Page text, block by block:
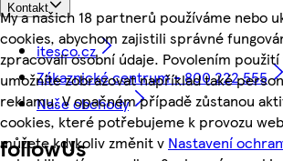
My a našich 18 partnerů používáme nebo
cookies, abychom zajistili správné
zpracovali osobní údaje. Povolením
umožníte zobrazovat například také
reklamu. V opačném případě zůstanou
cookies, které potřebujeme k provozu
můžete kdykoliv změnit v Nastavení
Kontakt
itesco.cz
Zákaznické centrum - 800 222 555
Naše obchody
followUs